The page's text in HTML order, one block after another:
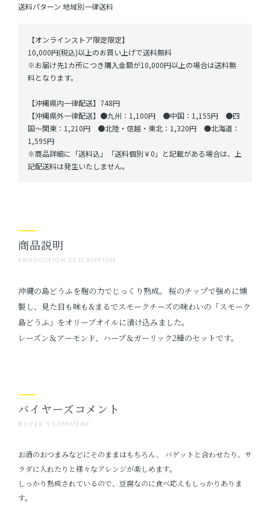
送料パターン 地域別一律送料
【オンラインストア限定限定】
10,000円(税込)以上のお買い上げで送料無料
※お届け先1カ所につき購入金額が10,000円以上の場合は送料無
料となります。
【沖縄県内一律配送】748円
【沖縄県外一律配送】●九州：1,100円 ●中国：1,155円 ●四
国～関東：1,210円 ●北陸・信越・東北：1,320円 ●北海道：
1,595円
※商品詳細に「送料込」「送料個別￥0」と記載がある場合は、上
記配送料は発生いたしません。
PRODUCTION DESCRIPTION
商品説明
沖縄の島どうふを麹の力でじっくり熟成。 桜のチップで強めに燻
製し、見た目も味も&まるでスモークチーズの味わいの「スモーク
島どうふ」をオリーブオイルに漬け込みました。
レーズン＆アーモンド、ハーブ＆ガーリック2種のセットです。
BUYER'S COMMENT
バイヤーズコメント
お酒のおつまみなどにそのままはもちろん、 バゲットと合わせたり、サ
ラダに入れたりと様々なアレンジが楽しめます。
しっかり熟成されているので、豆腐なのに食べ応えもしっかりありま
す。